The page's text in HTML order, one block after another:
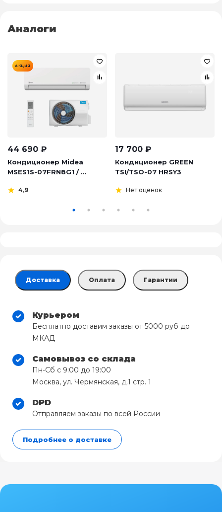
Аналоги
АКЦИЯ
44 690 ₽
Кондиционер Midea
MSES1S-07FRN8G1 / ...
4,9
17 700 ₽
Кондиционер GREEN
TSI/TSO-07 HRSY3
Нет оценок
Доставка Оплата Гарантии
Курьером
Бесплатно доставим заказы от 5000 руб до
МКАД
Самовывоз со склада
Пн-Сб с 9:00 до 19:00
Москва, ул. Чермянская, д.1 стр. 1
DPD
Отправляем заказы по всей России
Подробнее о доставке